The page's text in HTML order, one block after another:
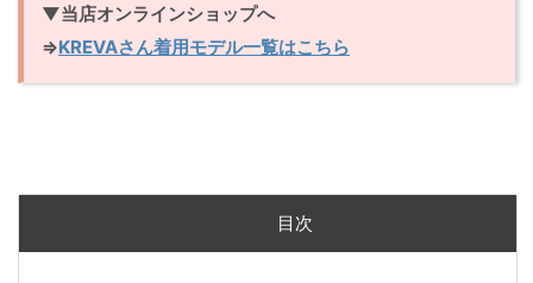
▼当店オンラインショップへ
⇒KREVAさん着用モデル一覧はこちら
目次